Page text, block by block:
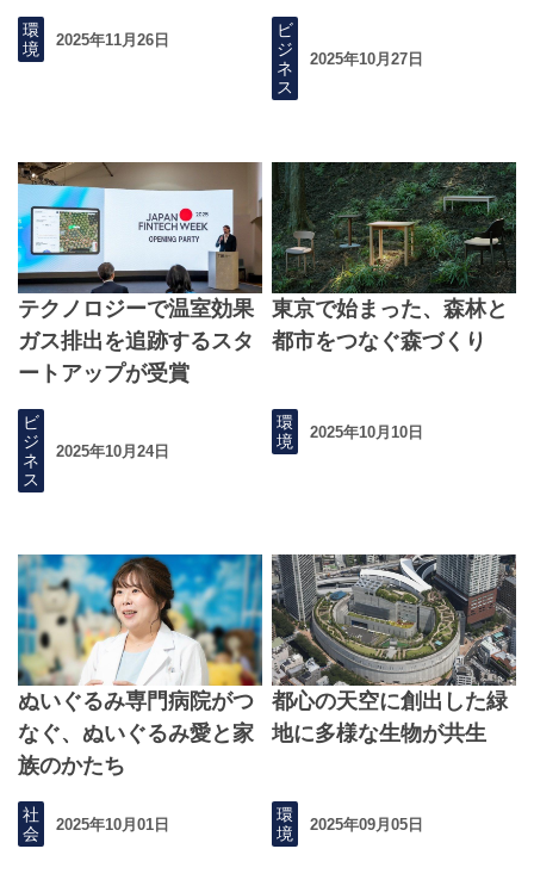
環
境
2025年11月26日
登場
ビ
ジ
ネ
ス
2025年10月27日
テクノロジーで温室効果
ガス排出を追跡するスタ
ートアップが受賞
ビ
ジ
ネ
ス
2025年10月24日
東京で始まった、森林と
都市をつなぐ森づくり
環
境
2025年10月10日
ぬいぐるみ専門病院がつ
なぐ、ぬいぐるみ愛と家
族のかたち
社
会
2025年10月01日
都心の天空に創出した緑
地に多様な生物が共生
環
境
2025年09月05日